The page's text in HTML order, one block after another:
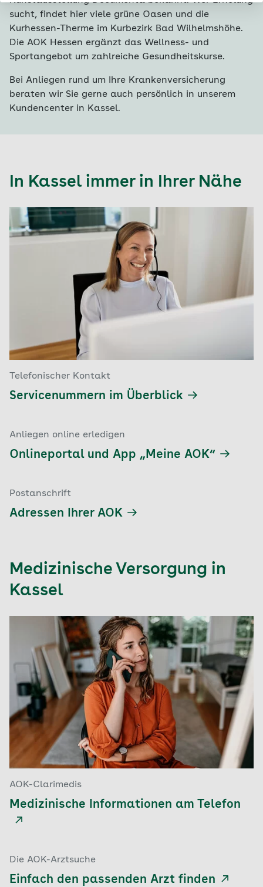
sucht, findet hier viele grüne Oasen und die
Kurhessen-Therme im Kurbezirk Bad Wilhelmshöhe.
Die AOK Hessen ergänzt das Wellness- und
Sportangebot um zahlreiche Gesundheitskurse.
Bei Anliegen rund um Ihre Krankenversicherung
beraten wir Sie gerne auch persönlich in unserem
Kundencenter in Kassel.
In Kassel immer in Ihrer Nähe
Telefonischer Kontakt
Servicenummern im Überblick
Anliegen online erledigen
Onlineportal und App „Meine AOK“
Postanschrift
Adressen Ihrer AOK
Medizinische Versorgung in
Kassel
AOK-Clarimedis
Medizinische Informationen am Telefon
Die AOK-Arztsuche
Einfach den passenden Arzt finden